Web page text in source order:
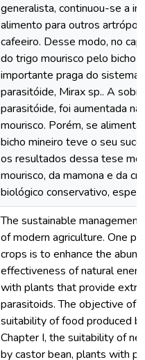
generalista, continuou-se a
alimento para outros
cafeeiro. Desse modo, no
do trigo mourisco pelo bicho
importante praga do sistema
parasitóide, Mirax sp.. A
parasitóide, foi aumentada
mourisco. Porém, se
bicho mineiro teve o seu
os resultados dessa tese
mourisco, da mamona e da
biológico conservativo,
The sustainable
of modern agriculture. One
crops is to enhance the
effectiveness of natural
with plants that provide
parasitoids. The objective of
suitability of food produced
Chapter I, the suitability of
by castor bean, plants with